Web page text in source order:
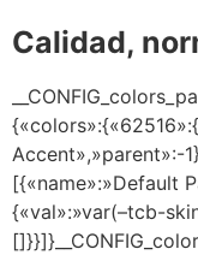
Calidad,
Accent»,»parent»:-
[{«name»:»Default
{«val»:»var(–tcb-